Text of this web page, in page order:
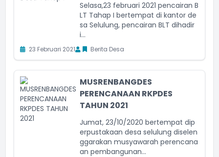
Selasa,23 februari 2021 pencairan B
LT Tahap I bertempat di kantor de
sa Selulung, pencairan BLT dihadir
i...
23 Februari 2021 Berita Desa
MUSRENBANGDES
PERENCANAAN RKPDES
TAHUN 2021
Jumat, 23/10/2020 bertempat dip
erpustakaan desa selulung diselen
ggarakan musyawarah perencana
an pembangunan...